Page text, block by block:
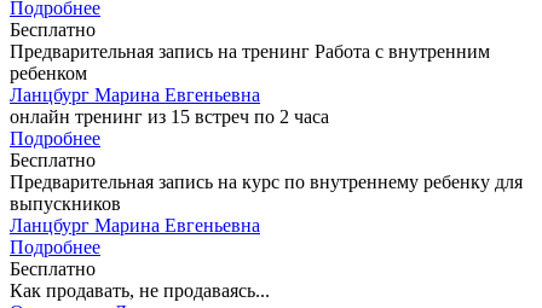
Подробнее
Бесплатно
Предварительная запись на тренинг Работа с внутренним
ребенком
Ланцбург Марина Евгеньевна
онлайн тренинг из 15 встреч по 2 часа
Подробнее
Бесплатно
Предварительная запись на курс по внутреннему ребенку для
выпускников
Ланцбург Марина Евгеньевна
Подробнее
Бесплатно
Как продавать, не продаваясь...